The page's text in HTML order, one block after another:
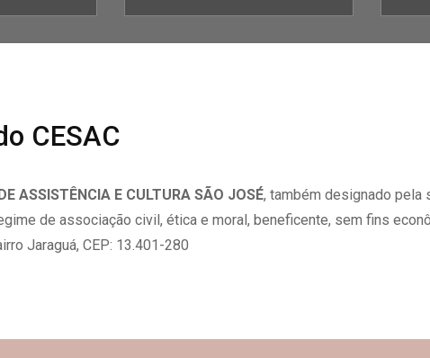
CESAC
ASSISTÊNCIA E CULTURA SÃO JOSÉ, também designado pela
de associação civil, ética e moral, beneficente, sem fins
Jaraguá, CEP: 13.401-280